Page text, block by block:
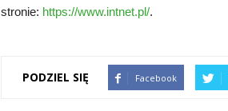
stronie: https://www.intnet.pl/.
PODZIEL SIĘ Facebook